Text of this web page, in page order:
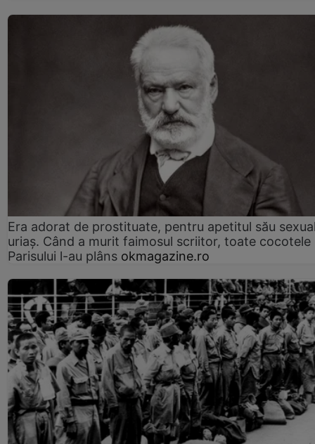
Era adorat de prostituate, pentru apetitul său
uriaș. Când a murit faimosul scriitor, toate cocotele
Parisului l-au plâns okmagazine.ro